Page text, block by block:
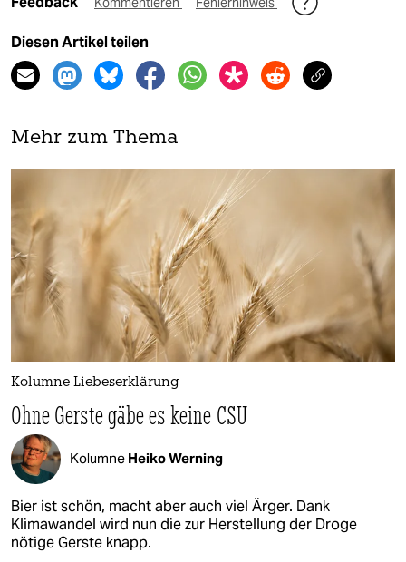
Diesen Artikel teilen
Mehr zum Thema
Kolumne Liebeserklärung
Ohne Gerste gäbe es keine CSU
Kolumne Heiko Werning
Bier ist schön, macht aber auch viel Ärger. Dank
Klimawandel wird nun die zur Herstellung der Droge
nötige Gerste knapp.